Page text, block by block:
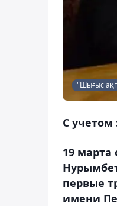
"Шығыс
С учетом
19 марта
первые
имени